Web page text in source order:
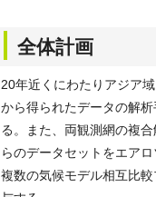
全体計画
20年近くにわたりアジア
から得られたデータの解
る。また、両観測網の複
らのデータセットをエア
複数の気候モデル相互比